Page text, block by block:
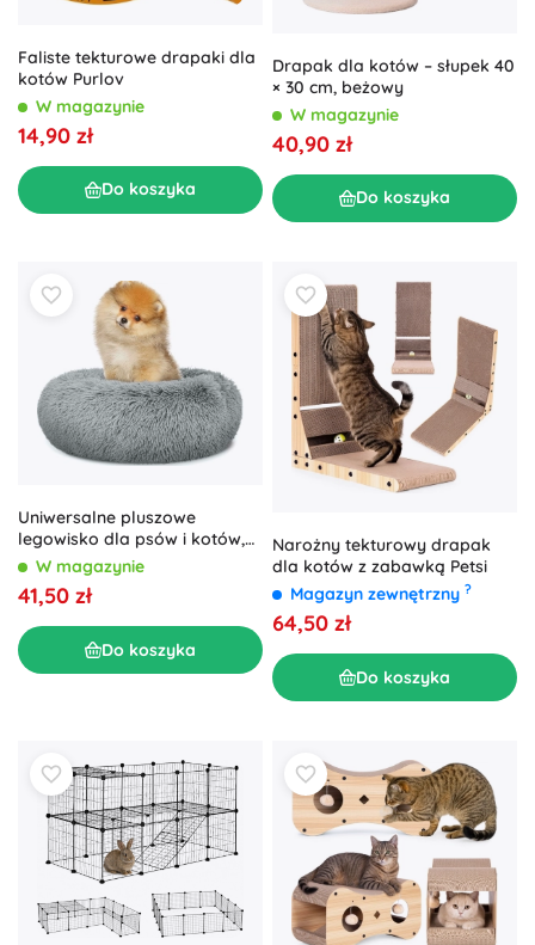
Faliste tekturowe drapaki dla
kotów Purlov
W magazynie
14,90 zł
Do koszyka
Drapak dla kotów – słupek 40
× 30 cm, beżowy
W magazynie
40,90 zł
Do koszyka
Uniwersalne pluszowe
legowisko dla psów i kotów,
40 cm – jasnoszare
W magazynie
41,50 zł
Do koszyka
Narożny tekturowy drapak
dla kotów z zabawką Petsi
Magazyn zewnętrzny ?
64,50 zł
Do koszyka